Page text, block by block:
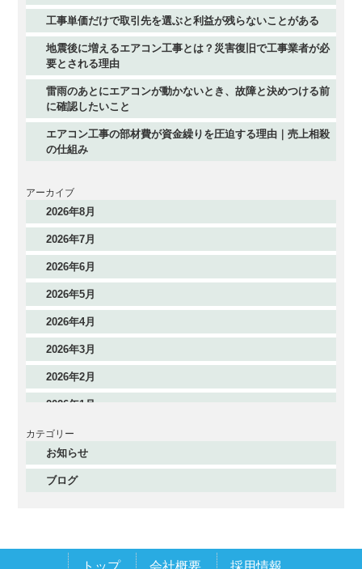
工事単価だけで取引先を選ぶと利益が残らないことがある
地震後に増えるエアコン工事とは？災害復旧で工事業者が必
要とされる理由
雷雨のあとにエアコンが動かないとき、故障と決めつける前
に確認したいこと
エアコン工事の部材費が資金繰りを圧迫する理由｜売上相殺
の仕組み
アーカイブ
2026年8月
2026年7月
2026年6月
2026年5月
2026年4月
2026年3月
2026年2月
2026年1月
2025年12月
2025年11月
2025年10月
カテゴリー
お知らせ
ブログ
トップ 会社概要 採用情報